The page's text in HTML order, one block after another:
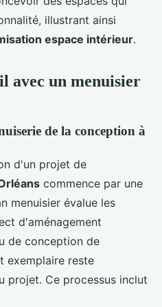
illustrant ainsi
espace intérieur.
avec un menuisier
de la conception à
d'un projet de
commence par une
menuisier évalue les
d'aménagement
de conception de
exemplaire reste
projet. Ce processus inclut